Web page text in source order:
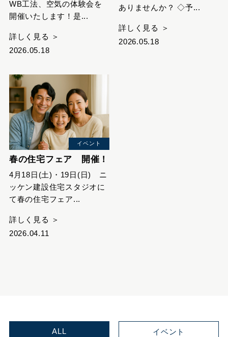
WB工法、空気の体験会を
開催いたします！是...
詳しく見る ＞
2026.05.18
ありませんか？ ◇予...
詳しく見る ＞
2026.05.18
イベント
春の住宅フェア 開催！
4月18日(土)・19日(日) ニ
ッケン建設住宅スタジオに
て春の住宅フェア...
詳しく見る ＞
2026.04.11
ALL イベント